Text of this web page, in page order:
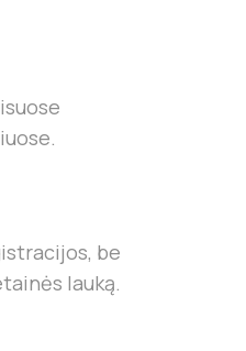
be
lauką.